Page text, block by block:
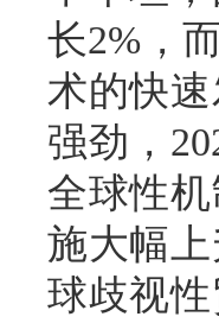
长2%，
术的快
强劲，
全球性
施大幅
球歧视